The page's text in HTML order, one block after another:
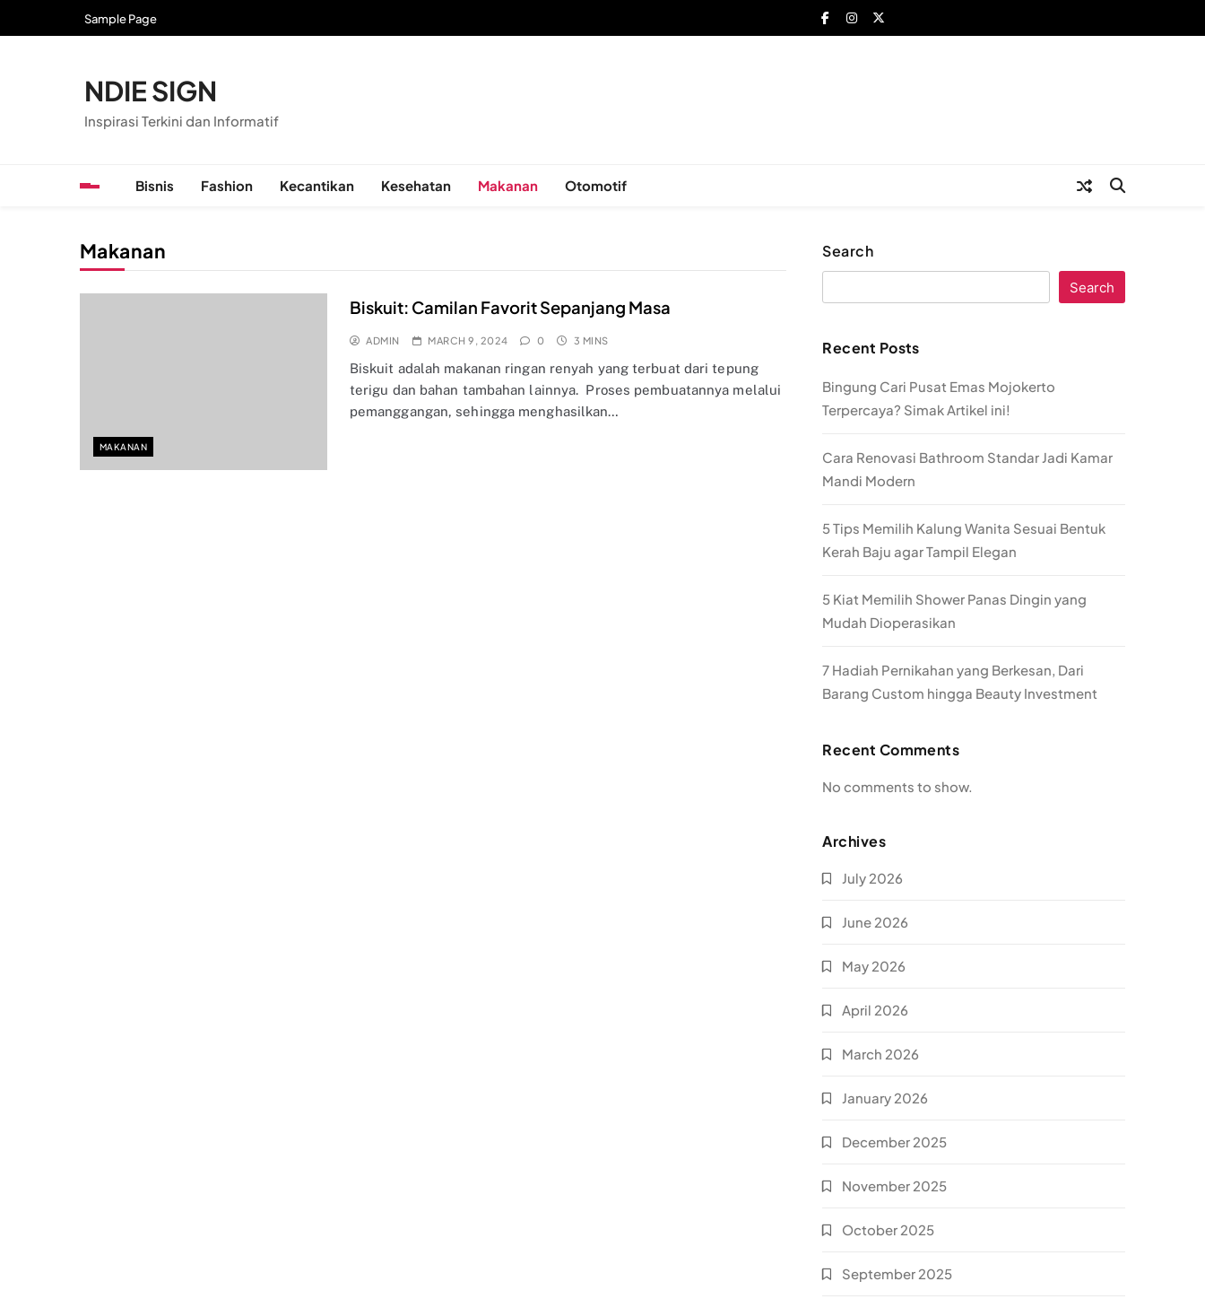
Sample Page
NDIE SIGN
Inspirasi Terkini dan Informatif
Bisnis Fashion Kecantikan Kesehatan Makanan Otomotif
Makanan
MAKANAN
Biskuit: Camilan Favorit Sepanjang Masa
ADMIN MARCH 9, 2024 0 3 MINS
Biskuit adalah makanan ringan renyah yang terbuat dari tepung
terigu dan bahan tambahan lainnya. Proses pembuatannya melalui
pemanggangan, sehingga menghasilkan…
Search
Search
Recent Posts
Bingung Cari Pusat Emas Mojokerto
Terpercaya? Simak Artikel ini!
Cara Renovasi Bathroom Standar Jadi Kamar
Mandi Modern
5 Tips Memilih Kalung Wanita Sesuai Bentuk
Kerah Baju agar Tampil Elegan
5 Kiat Memilih Shower Panas Dingin yang
Mudah Dioperasikan
7 Hadiah Pernikahan yang Berkesan, Dari
Barang Custom hingga Beauty Investment
Recent Comments
No comments to show.
Archives
July 2026
June 2026
May 2026
April 2026
March 2026
January 2026
December 2025
November 2025
October 2025
September 2025